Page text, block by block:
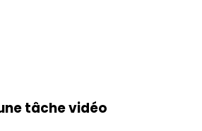
tâche vidéo